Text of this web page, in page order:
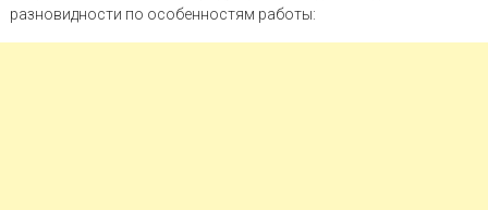
разновидности по особенностям работы: